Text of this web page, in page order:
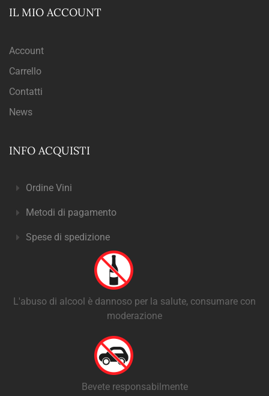
IL MIO ACCOUNT
Account
Carrello
Contatti
News
INFO ACQUISTI
Ordine Vini
Metodi di pagamento
Spese di spedizione
L'abuso di alcool è dannoso per la salute, consumare con
moderazione
Bevete responsabilmente